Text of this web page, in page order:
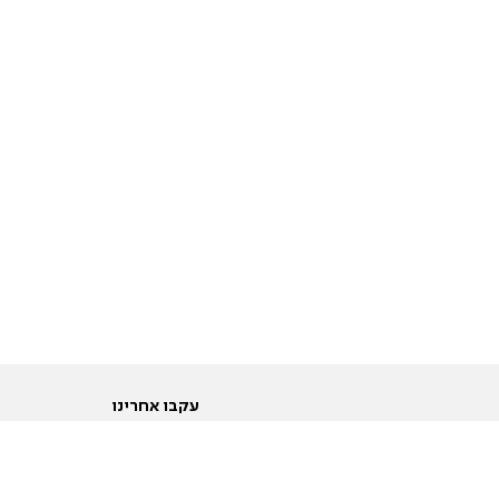
עקבו אחרינו